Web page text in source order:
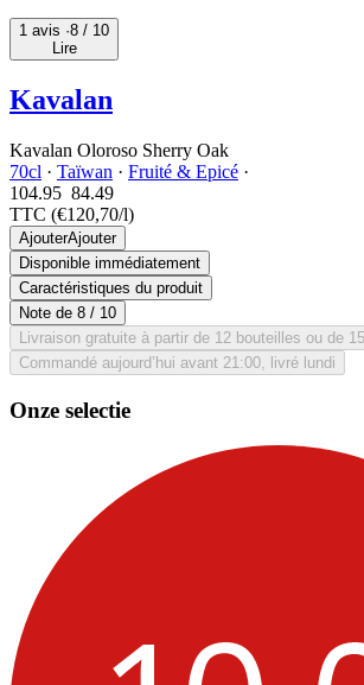
1 avis ·8 / 10
Lire
Kavalan
Kavalan Oloroso Sherry Oak
70cl · Taïwan · Fruité & Epicé ·
104.95 84.49
TTC (€120,70/l)
AjouterAjouter
Disponible immédiatement
Caractéristiques du produit
Note de 8 / 10
Livraison gratuite à partir de 12 bouteilles ou de
Commandé aujourd’hui avant 21:00, livré lundi
Onze selectie